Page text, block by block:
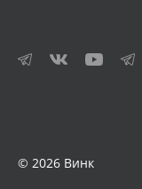
© 2026 Винк